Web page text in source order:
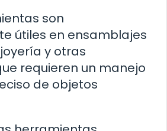
son
útiles en ensamblajes
y otras
requieren un manejo
de objetos